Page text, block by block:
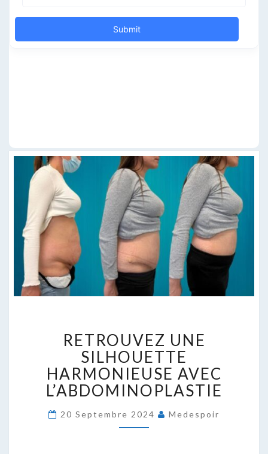
UNE
SILHOUETTE
HARMONIEUSE
AVEC
L’ABDOMINOPLASTIE
RETROUVEZ UNE
SILHOUETTE
HARMONIEUSE AVEC
L’ABDOMINOPLASTIE
20 Septembre 2024 Medespoir